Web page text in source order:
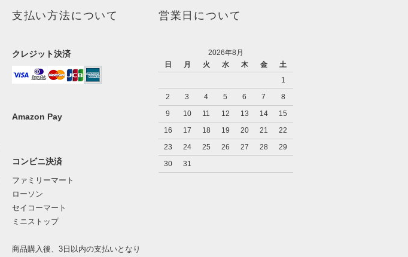
支払い方法について
クレジット決済
Amazon Pay
コンビニ決済
ファミリーマート
ローソン
セイコーマート
ミニストップ
商品購入後、3日以内の支払いとなり
営業日について
2026年8月
日
月 火 水 木 金
土
1
2
3 4 5 6 7
8
9
10 11 12 13 14
15
16
17 18 19 20 21
22
23
24 25 26 27 28
29
30
31